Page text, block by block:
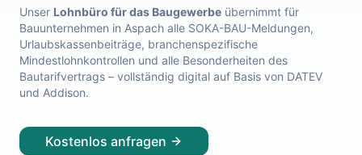
Unser Lohnbüro für das Baugewerbe übernimmt für
Bauunternehmen in Aspach alle SOKA-BAU-Meldungen,
Urlaubskassenbeiträge, branchenspezifische
Mindestlohnkontrollen und alle Besonderheiten des
Bautarifvertrags – vollständig digital auf Basis von DATEV
und Addison.
Kostenlos anfragen
Lohnabrechnung Mannheim
Lohnabrechnung Heidelberg
Lohnabrechnung Ulm
Lohnabrechnung Reutlingen
Lohnabrechnung Tübingen
Lohnabrechnung Konstanz
Lohnabrechnung Ludwigsburg